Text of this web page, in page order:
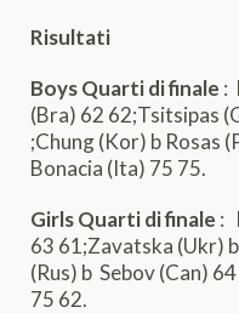
Risultati
Boys Quarti di finale :
(Bra) 62 62;Tsitsipas
;Chung (Kor) b Rosas
Bonacia (Ita) 75 75.
Girls Quarti di finale :
63 61;Zavatska (Ukr)
(Rus) b Sebov (Can)
75 62.